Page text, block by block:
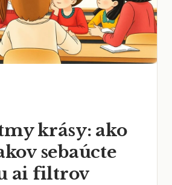
krásy: ako
sebaúcte
ai filtrov